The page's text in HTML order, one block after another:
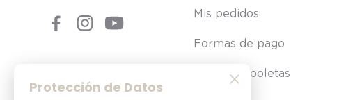
Protección de Datos
Mis pedidos
Formas de pago
Consultar boletas